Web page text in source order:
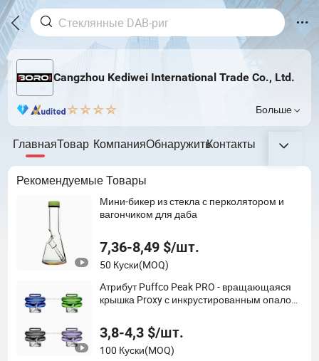
Cangzhou Kediwei International Trade Co., Ltd.
Больше
ГлавнаяТовар КомпанияОбнаружитьКонтакты
Рекомендуемые Товары
Мини-бикер из стекла с перколятором и
вагончиком для даба
7,36-8,49 $/шт.
50 Куски(MOQ)
Атрибут Puffco Peak PRO - вращающаяся
крышка Proxy с инкрустированным опалом
3,8-4,3 $/шт.
100 Куски(MOQ)